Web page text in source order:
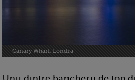
Canary Wharf, Londra